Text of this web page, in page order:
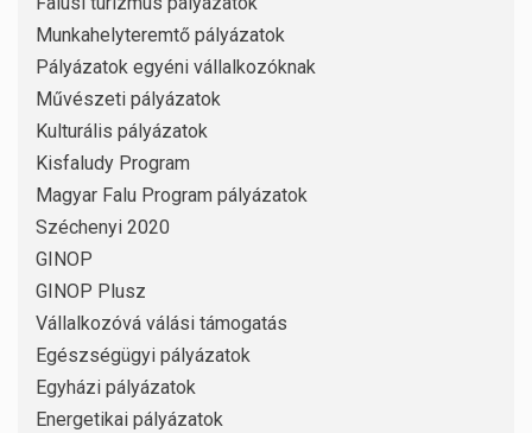
Munkahelyteremtő pályázatok
Pályázatok egyéni vállalkozóknak
Művészeti pályázatok
Kulturális pályázatok
Kisfaludy Program
Magyar Falu Program pályázatok
Széchenyi 2020
GINOP
GINOP Plusz
Vállalkozóvá válási támogatás
Egészségügyi pályázatok
Egyházi pályázatok
Energetikai pályázatok